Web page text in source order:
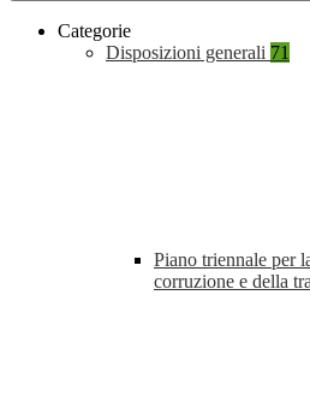
Categorie
Disposizioni generali 71
Piano triennale per
corruzione e della